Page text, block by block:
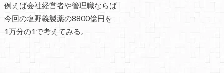
例えば会社経営者や管理職ならば
今回の塩野義製薬の8800億円を
1万分の1で考えてみる。